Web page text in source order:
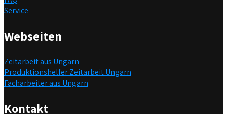
Service
Webseiten
Zeitarbeit aus Ungarn
Produktionshelfer Zeitarbeit Ungarn
Facharbeiter aus Ungarn
Kontakt